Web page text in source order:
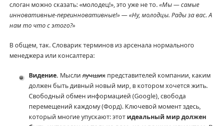
слоган можно сказать: «молодец!», это уже не то.«Мы — самые
инновативные-переинновативные!» — «Ну, молодцы. Рады за вас. А
нам то что с этого?»
В общем, так. Словарик терминов из арсенала нормального
менеджера или консалтера:
Видение. Мыслилучшихпредставителей компании, каким
должен быть дивный новый мир, в котором хочется жить.
Свободный обмен информацией (Google), свобода
перемещений каждому (Форд). Ключевой момент здесь,
который многие упускают: этот идеальный мир должен